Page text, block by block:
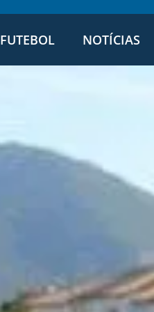
FUTEBOL NOTÍCIAS